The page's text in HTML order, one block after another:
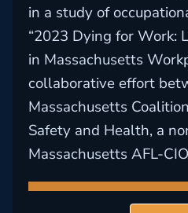
in a study of
“2023 Dying for Work:
in Massachusetts
collaborative effort
Massachusetts
Safety and Health, a
Massachusetts AFL-